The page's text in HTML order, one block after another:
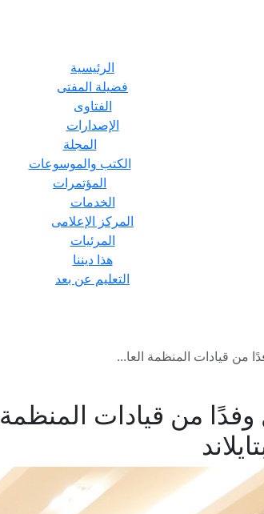
الرئيسية
فضيلة المفتى
الفتاوى
الإصدارات
المجلة
الكتب والموسوعات
المؤتمرات
الخدمات
المركز الإعلامى
المرئيات
هذا ديننا
التعليم عن بعد
من قيادات المنظمة العا...
من قيادات المنظمة